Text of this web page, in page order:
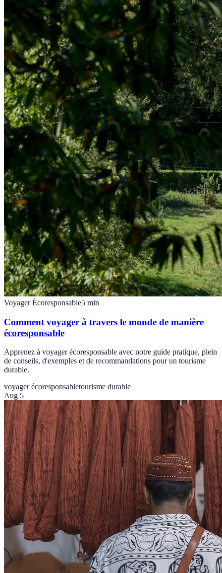
Voyager Écoresponsable5 min
Comment voyager à travers le monde de manière
écoresponsable
Apprenez à voyager écoresponsable avec notre guide pratique, plein
de conseils, d'exemples et de recommandations pour un tourisme
durable.
voyager écoresponsabletourisme durable
Aug 5